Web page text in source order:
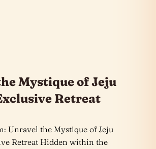
Mystique of Jeju
Retreat
Unravel the Mystique of Jeju
Retreat Hidden within the